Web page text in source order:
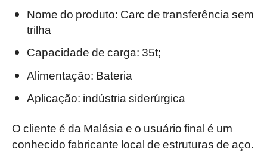
Nome do produto: Carc de transferência sem
trilha
Capacidade de carga: 35t;
Alimentação: Bateria
Aplicação: indústria siderúrgica
O cliente é da Malásia e o usuário final é um
conhecido fabricante local de estruturas de aço.